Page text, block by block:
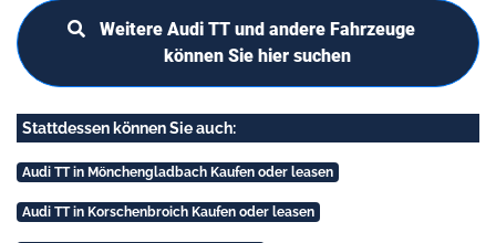
Weitere Audi TT und andere Fahrzeuge
können Sie hier suchen
Stattdessen können Sie auch:
Audi TT in Mönchengladbach Kaufen oder leasen
Audi TT in Korschenbroich Kaufen oder leasen